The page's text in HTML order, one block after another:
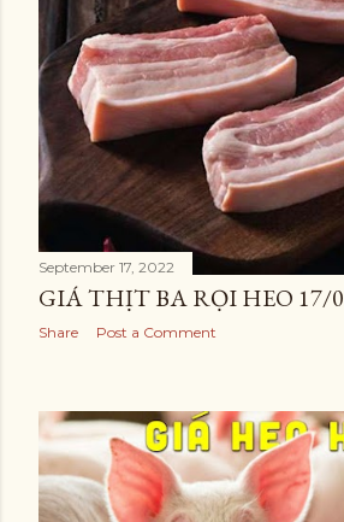
September 17, 2022
GIÁ THỊT BA RỌI HEO 17/
Share Post a Comment